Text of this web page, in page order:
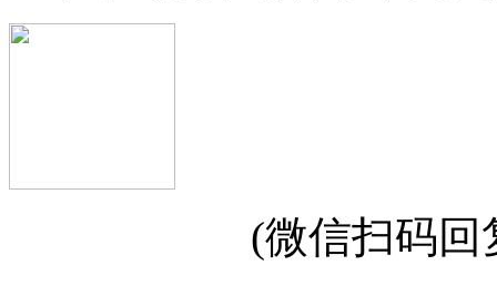
(微信扫码回